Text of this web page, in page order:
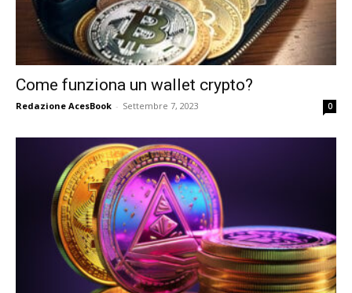
Come funziona un wallet crypto?
Redazione AcesBook - Settembre 7, 2023 0